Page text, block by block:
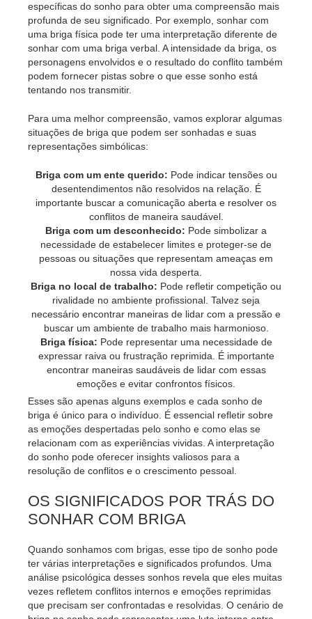
específicas do sonho para obter uma compreensão mais
profunda de seu significado. Por exemplo, sonhar com
uma briga física pode ter uma interpretação diferente de
sonhar com uma briga verbal. A intensidade da briga, os
personagens envolvidos e o resultado do conflito também
podem fornecer pistas sobre o que esse sonho está
tentando nos transmitir.
Para uma melhor compreensão, vamos explorar algumas
situações de briga que podem ser sonhadas e suas
representações simbólicas:
Briga com um ente querido: Pode indicar tensões ou
desentendimentos não resolvidos na relação. É
importante buscar a comunicação aberta e resolver os
conflitos de maneira saudável.
Briga com um desconhecido: Pode simbolizar a
necessidade de estabelecer limites e proteger-se de
pessoas ou situações que representam ameaças em
nossa vida desperta.
Briga no local de trabalho: Pode refletir competição ou
rivalidade no ambiente profissional. Talvez seja
necessário encontrar maneiras de lidar com a pressão e
buscar um ambiente de trabalho mais harmonioso.
Briga física: Pode representar uma necessidade de
expressar raiva ou frustração reprimida. É importante
encontrar maneiras saudáveis ​​de lidar com essas
emoções e evitar confrontos físicos.
Esses são apenas alguns exemplos e cada sonho de
briga é único para o indivíduo. É essencial refletir sobre
as emoções despertadas pelo sonho e como elas se
relacionam com as experiências vividas. A interpretação
do sonho pode oferecer insights valiosos para a
resolução de conflitos e o crescimento pessoal.
OS SIGNIFICADOS POR TRÁS DO
SONHAR COM BRIGA
Quando sonhamos com brigas, esse tipo de sonho pode
ter várias interpretações e significados profundos. Uma
análise psicológica desses sonhos revela que eles muitas
vezes refletem conflitos internos e emoções reprimidas
que precisam ser confrontadas e resolvidas. O cenário de